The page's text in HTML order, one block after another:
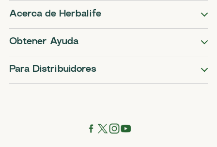
Acerca de Herbalife
Obtener Ayuda
Para Distribuidores